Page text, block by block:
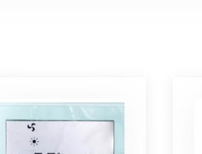
покрытием чёрного цвета.